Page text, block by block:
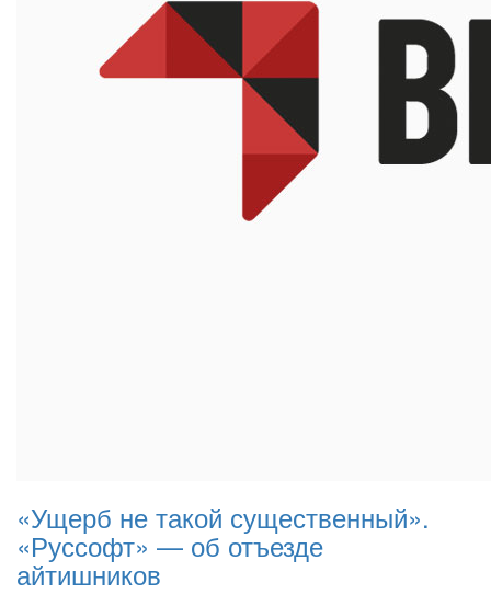
«Ущерб не такой существенный».
«Руссофт» — об отъезде
айтишников